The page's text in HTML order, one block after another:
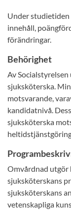
Under studietiden
innehåll,
förändringar.
Behörighet
Av
sjuksköterska.
motsvarande,
kandidatnivå.
sjuksköterska
Omvårdnad utgör
sjuksköterskans
sjuksköterskans
vetenskapliga